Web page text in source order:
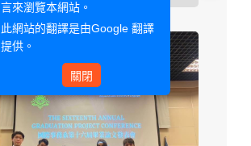
言來瀏覽本網站。
此網站的翻譯是由Google 翻譯
提供。
關閉